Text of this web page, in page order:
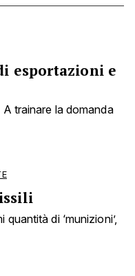
esportazioni e
trainare la domanda
di ‘munizioni’,